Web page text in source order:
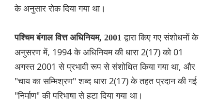
के अनुसार रोक दिया गया था।
पश्चिम बंगाल वित्त अधिनियम, 2001द्वारा किए गए संशोधनों के
अनुसरण में, 1994 के अधिनियम की धारा 2(17) को 01
अगस्त 2001 से प्रभावी रूप से संशोधित किया गया था, और
"चाय का सम्मिश्रण" शब्द धारा 2(17) के तहत प्रदान की गई
"निर्माण" की परिभाषा से हटा दिया गया था।